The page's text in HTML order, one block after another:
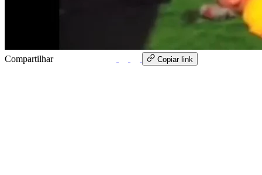
Compartilhar Copiar link